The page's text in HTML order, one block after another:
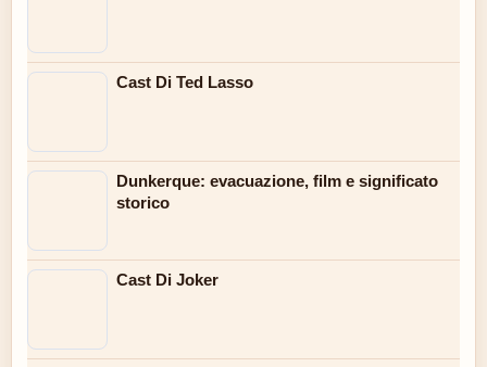
Cast Di Ted Lasso
Dunkerque: evacuazione, film e significato
storico
Cast Di Joker